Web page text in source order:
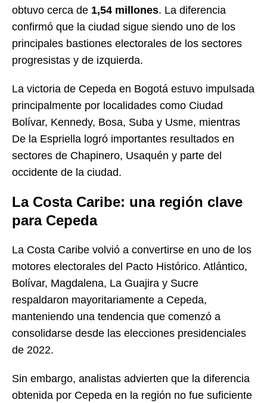
obtuvo cerca de 1,54 millones. La diferencia
confirmó que la ciudad sigue siendo uno de los
principales bastiones electorales de los sectores
progresistas y de izquierda.
La victoria de Cepeda en Bogotá estuvo impulsada
principalmente por localidades como Ciudad
Bolívar, Kennedy, Bosa, Suba y Usme, mientras
De la Espriella logró importantes resultados en
sectores de Chapinero, Usaquén y parte del
occidente de la ciudad.
La Costa Caribe: una región clave
para Cepeda
La Costa Caribe volvió a convertirse en uno de los
motores electorales del Pacto Histórico. Atlántico,
Bolívar, Magdalena, La Guajira y Sucre
respaldaron mayoritariamente a Cepeda,
manteniendo una tendencia que comenzó a
consolidarse desde las elecciones presidenciales
de 2022.
Sin embargo, analistas advierten que la diferencia
obtenida por Cepeda en la región no fue suficiente